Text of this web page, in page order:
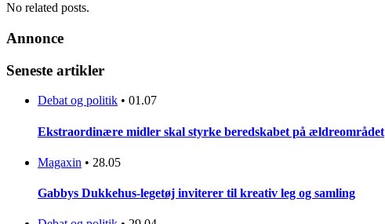
No related posts.
Annonce
Seneste artikler
Debat og politik • 01.07
Ekstraordinære midler skal styrke beredskabet på ældreområdet
Magaxin • 28.05
Gabbys Dukkehus-legetøj inviterer til kreativ leg og samling